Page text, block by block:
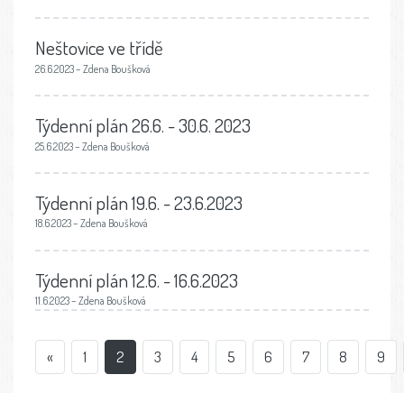
Neštovice ve třídě
26.6.2023 – Zdena Boušková
Týdenní plán 26.6. - 30.6. 2023
25.6.2023 – Zdena Boušková
Týdenní plán 19.6. - 23.6.2023
18.6.2023 – Zdena Boušková
Týdenní plán 12.6. - 16.6.2023
11.6.2023 – Zdena Boušková
« 1 2 3 4 5 6 7 8 9